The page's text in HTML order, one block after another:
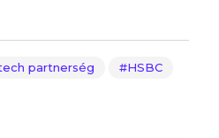
partnerség HSBC